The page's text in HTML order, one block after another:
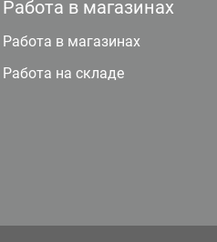
Работа в магазинах
Работа в магазинах
Работа на складе